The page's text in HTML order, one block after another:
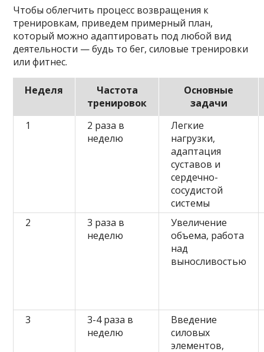
Чтобы облегчить процесс возвращения к
тренировкам, приведем примерный план,
который можно адаптировать под любой вид
деятельности — будь то бег, силовые тренировки
или фитнес.
Неделя
Частота
тренировок
Основные
задачи
1
2 раза в
неделю
Легкие
нагрузки,
адаптация
суставов и
сердечно-
сосудистой
системы
2
3 раза в
неделю
Увеличение
объема, работа
над
выносливостью
3
3-4 раза в
неделю
Введение
силовых
элементов,